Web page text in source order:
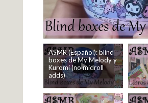
ASMR (Español): blind
boxes de My Melody y
Kuromi (no midroll
adds)